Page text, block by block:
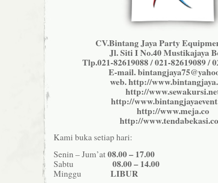
CV.Bintang Jaya Party
Jl. Siti I No.40 Mustikajaya
Tlp.021-82619088 / 021-82619089 /
E-mail.
web. http://
http://
http://
http://www.meja.co
http://
Kami buka setiap hari:
Senin – Jum’at08.00 – 17.00
Sabtu 08.00 – 14.00
Minggu LIBUR